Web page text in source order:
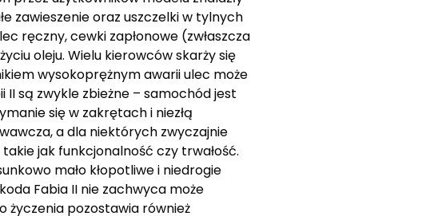
zawieszenie oraz uszczelki w tylnych
ręczny, cewki zapłonowe (zwłaszcza
oleju. Wielu kierowców skarży się
wysokoprężnym awarii ulec może
są zwykle zbieżne – samochód jest
się w zakrętach i niezłą
a dla niektórych zwyczajnie
jak funkcjonalność czy trwałość.
mało kłopotliwe i niedrogie
Fabia II nie zachwyca może
życzenia pozostawia również